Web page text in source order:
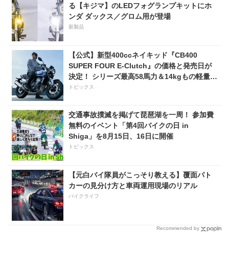
る【キジマ】のLEDフォグランプキットにホ
ンダ ダックス／グロム用が登場
新製品
【公式】新型400ccネイキッド『CB400
SUPER FOUR E-Clutch』の価格と発売日が
決定！ シリーズ最高58馬力＆14kgもの軽量
化!? 完全に「旧CB400SF」を超えた!?
トピックス
交通事故撲滅を掲げて琵琶湖を一周！ 参加費
無料のイベント「第4回バイクの日 in
Shiga」を8月15日、16日に開催
トピックス
【元白バイ隊員がこっそり教える】覆面パト
カーの見分け方と車両運用現場のリアル
バイクライフ
Recommended by